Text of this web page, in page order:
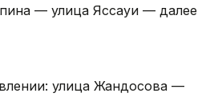
— улица Яссауи — далее
улица Жандосова —